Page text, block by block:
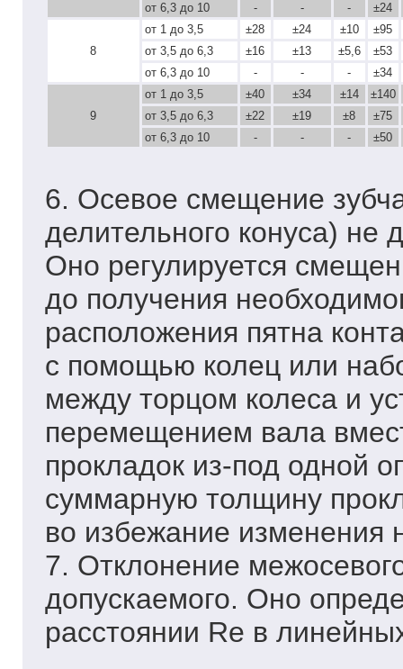
от 6,3 до 10 - - - ±24
8
от 1 до 3,5 ±28 ±24 ±10
±95
от 3,5 до 6,3
±16 ±13 ±5,6
±53
от 6,3 до 10
- - - ±34
9
от 1 до 3,5 ±40 ±34 ±14
±140
от 3,5 до 6,3
±22 ±19 ±8
±75
от 6,3 до 10
- - - ±50
6. Осевое смещение
делительного конуса) не
Оно регулируется
до получения
расположения пятна
с помощью колец или
между торцом колеса и
перемещением вала
прокладок из-под одной
суммарную толщину
во избежание изменения
7. Отклонение
допускаемого. Оно
расстоянии Re в